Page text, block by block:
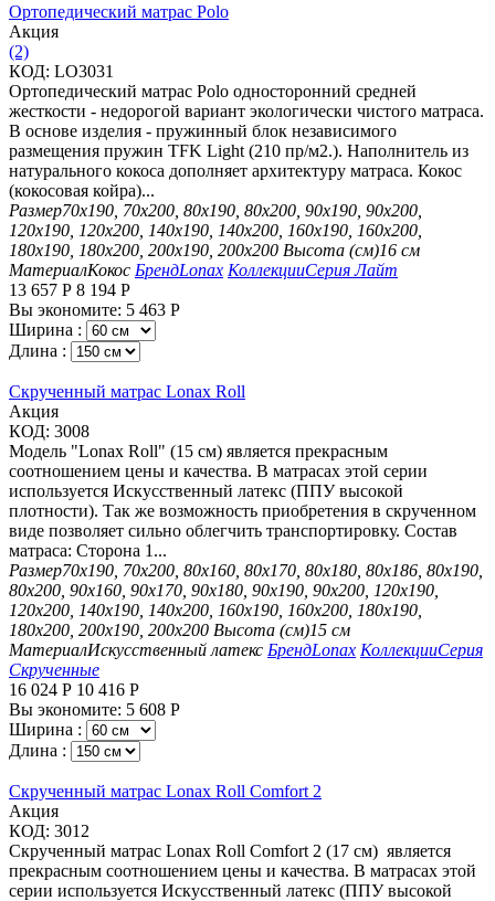
Ортопедический матрас Polo
Aкция
(2)
КОД: LO3031
Ортопедический матрас Polo односторонний средней
жесткости - недорогой вариант экологически чистого матраса.
В основе изделия - пружинный блок независимого
размещения пружин TFK Light (210 пр/м2.). Наполнитель из
натурального кокоса дополняет архитектуру матраса. Кокос
(кокосовая койра)...
Размер70х190, 70х200, 80х190, 80х200, 90х190, 90х200,
120х190, 120х200, 140х190, 140х200, 160х190, 160х200,
180х190, 180х200, 200х190, 200х200 Высота (см)16 см
МатериалКокос БрендLonax КоллекцииСерия Лайт
13 657 Р 8 194 Р
Вы экономите: 5 463 Р
Ширина :
Длина :
Скрученный матрас Lonax Roll
Aкция
КОД: 3008
Модель "Lonax Roll" (15 см) является прекрасным
соотношением цены и качества. В матрасах этой серии
используется Искусственный латекс (ППУ высокой
плотности). Так же возможность приобретения в скрученном
виде позволяет сильно облегчить транспортировку. Состав
матраса: Сторона 1...
Размер70х190, 70х200, 80х160, 80х170, 80х180, 80х186, 80х190,
80х200, 90х160, 90х170, 90х180, 90х190, 90х200, 120х190,
120х200, 140х190, 140х200, 160х190, 160х200, 180х190,
180х200, 200х190, 200х200 Высота (см)15 см
МатериалИскусственный латекс БрендLonax КоллекцииСерия
Скрученные
16 024 Р 10 416 Р
Вы экономите: 5 608 Р
Ширина :
Длина :
Скрученный матрас Lonax Roll Comfort 2
Aкция
КОД: 3012
Скрученный матрас Lonax Roll Comfort 2 (17 см) является
прекрасным соотношением цены и качества. В матрасах этой
серии используется Искусственный латекс (ППУ высокой